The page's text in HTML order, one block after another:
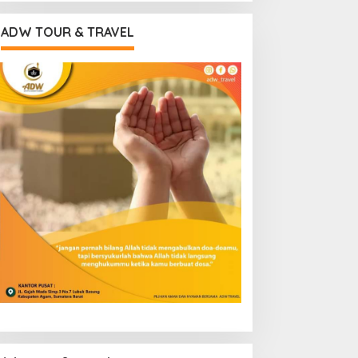
ADW TOUR & TRAVEL